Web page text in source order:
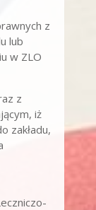
z
lub
w ZLO
z
iż
zakładu,